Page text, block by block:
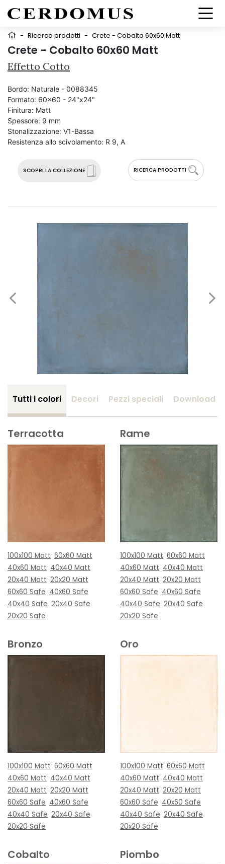
- Ricerca prodotti - Crete - Cobalto 60x60 Matt
Crete - Cobalto 60x60 Matt
Effetto Cotto
SCOPRI LA COLLEZIONE RICERCA PRODOTTI
Bordo: Naturale - 0088345
Formato: 60x60 - 24"x24"
Finitura: Matt
Spessore: 9 mm
Stonalizzazione: V1-Bassa
Resistenza allo scivolamento: R 9, A
Tutti i colori Decori Pezzi speciali Download
Terracotta
100x100 Matt 60x60 Matt
40x60 Matt 40x40 Matt
20x40 Matt 20x20 Matt
60x60 Safe 40x60 Safe
40x40 Safe 20x40 Safe
20x20 Safe
Rame
100x100 Matt 60x60 Matt
40x60 Matt 40x40 Matt
20x40 Matt 20x20 Matt
60x60 Safe 40x60 Safe
40x40 Safe 20x40 Safe
20x20 Safe
Bronzo
100x100 Matt 60x60 Matt
40x60 Matt 40x40 Matt
20x40 Matt 20x20 Matt
60x60 Safe 40x60 Safe
40x40 Safe 20x40 Safe
20x20 Safe
Oro
100x100 Matt 60x60 Matt
40x60 Matt 40x40 Matt
20x40 Matt 20x20 Matt
60x60 Safe 40x60 Safe
40x40 Safe 20x40 Safe
20x20 Safe
Cobalto Piombo